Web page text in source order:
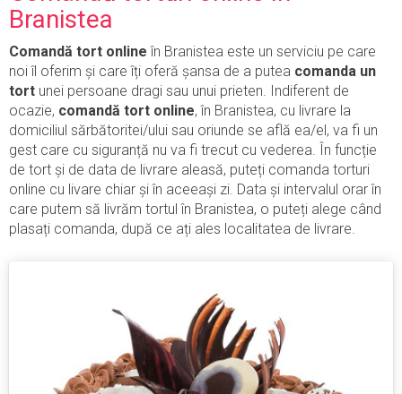
Branistea
Comandă tort online în Branistea este un serviciu pe care
noi îl oferim și care îți oferă șansa de a putea comanda un
tort unei persoane dragi sau unui prieten. Indiferent de
ocazie, comandă tort online, în Branistea, cu livrare la
domiciliul sărbătoritei/ului sau oriunde se află ea/el, va fi un
gest care cu siguranță nu va fi trecut cu vederea. În funcție
de tort și de data de livrare aleasă, puteți comanda torturi
online cu livare chiar și în aceeași zi. Data și intervalul orar în
care putem să livrăm tortul în Branistea, o puteți alege când
plasați comanda, după ce ați ales localitatea de livrare.